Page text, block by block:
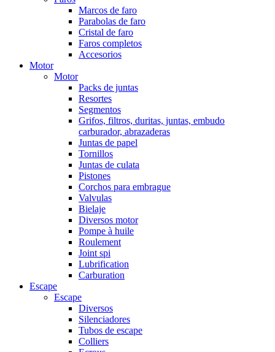
Marcos de faro
Parabolas de faro
Cristal de faro
Faros completos
Accesorios
Motor
Motor
Packs de juntas
Resortes
Segmentos
Grifos, filtros, duritas, juntas, embudo
carburador, abrazaderas
Juntas de papel
Tornillos
Juntas de culata
Pistones
Corchos para embrague
Valvulas
Bielaje
Diversos motor
Pompe à huile
Roulement
Joint spi
Lubrification
Carburation
Escape
Escape
Diversos
Silenciadores
Tubos de escape
Colliers